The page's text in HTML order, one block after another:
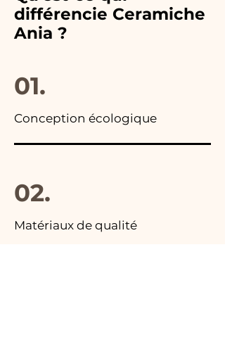
remplacerons
immédiatement !
articles, vous trouverez la
photo du colis final.
différencie Ceramiche
Ania ?
01.
Conception écologique
02.
Matériaux de qualité